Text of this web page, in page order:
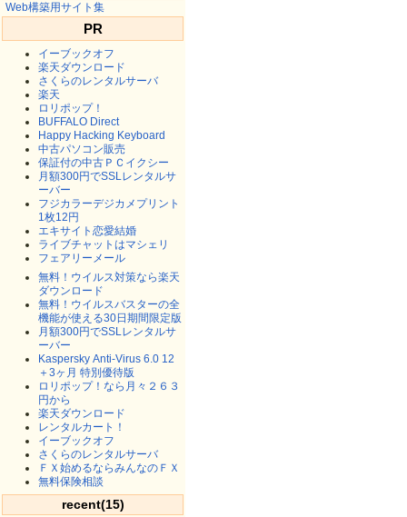
Web構築用サイト集
PR
イーブックオフ
楽天ダウンロード
さくらのレンタルサーバ
楽天
ロリポップ！
BUFFALO Direct
Happy Hacking Keyboard
中古パソコン販売
保証付の中古ＰＣイクシー
月額300円でSSLレンタルサ
ーバー
フジカラーデジカメプリント
1枚12円
エキサイト恋愛結婚
ライブチャットはマシェリ
フェアリーメール
無料！ウイルス対策なら楽天
ダウンロード
無料！ウイルスバスターの全
機能が使える30日期間限定版
月額300円でSSLレンタルサ
ーバー
Kaspersky Anti-Virus 6.0 12
＋3ヶ月 特別優待版
ロリポップ！なら月々２６３
円から
楽天ダウンロード
レンタルカート！
イーブックオフ
さくらのレンタルサーバ
ＦＸ始めるならみんなのＦＸ
無料保険相談
recent(15)